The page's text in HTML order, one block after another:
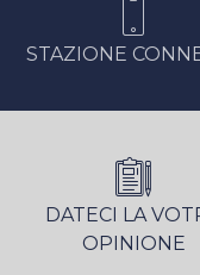
STAZIONE
DATECI LA
OPINIONE